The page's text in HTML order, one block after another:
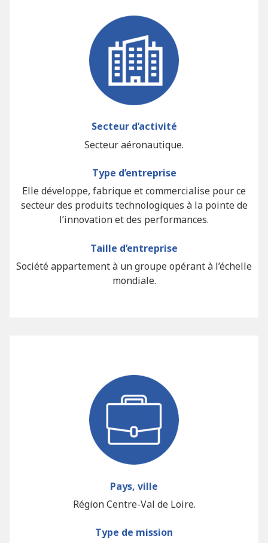
Secteur d’activité
Secteur aéronautique.
Type d’entreprise
Elle développe, fabrique et commercialise pour ce
secteur des produits technologiques à la pointe de
l’innovation et des performances.
Taille d’entreprise
Société appartement à un groupe opérant à l’échelle
mondiale.
Pays, ville
Région Centre-Val de Loire.
Type de mission